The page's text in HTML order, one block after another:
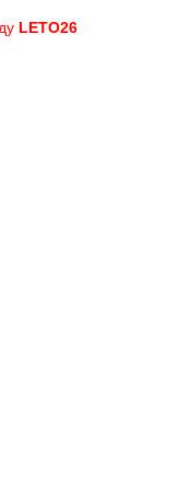
LETO26